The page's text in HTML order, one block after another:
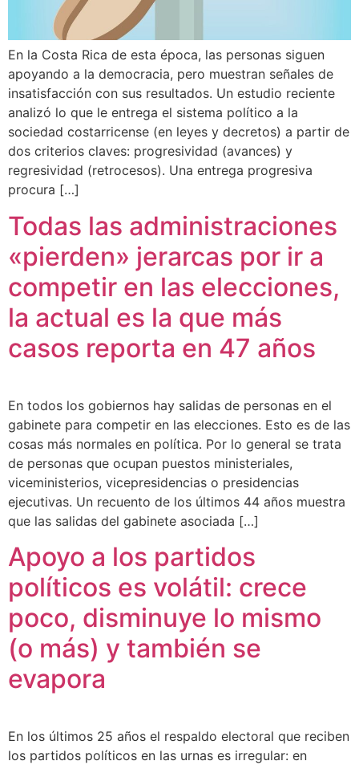
En la Costa Rica de esta época, las personas siguen
apoyando a la democracia, pero muestran señales de
insatisfacción con sus resultados. Un estudio reciente
analizó lo que le entrega el sistema político a la
sociedad costarricense (en leyes y decretos) a partir de
dos criterios claves: progresividad (avances) y
regresividad (retrocesos). Una entrega progresiva
procura […]
Todas las administraciones
«pierden» jerarcas por ir a
competir en las elecciones,
la actual es la que más
casos reporta en 47 años
En todos los gobiernos hay salidas de personas en el
gabinete para competir en las elecciones. Esto es de las
cosas más normales en política. Por lo general se trata
de personas que ocupan puestos ministeriales,
viceministerios, vicepresidencias o presidencias
ejecutivas. Un recuento de los últimos 44 años muestra
que las salidas del gabinete asociada […]
Apoyo a los partidos
políticos es volátil: crece
poco, disminuye lo mismo
(o más) y también se
evapora
En los últimos 25 años el respaldo electoral que reciben
los partidos políticos en las urnas es irregular: en